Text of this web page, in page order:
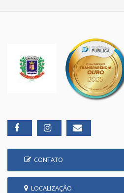
CONTATO
LOCALIZAÇÃO